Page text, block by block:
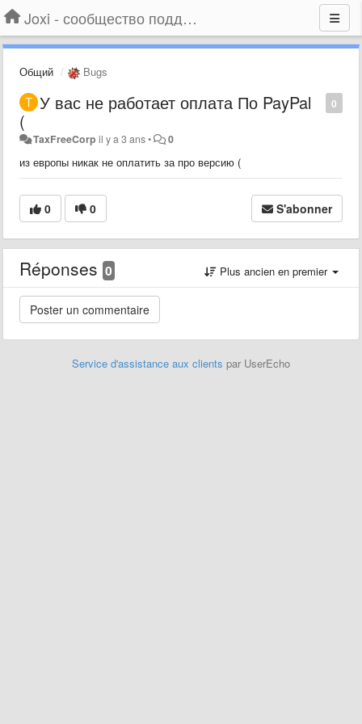
Joxi - сообщество поддержки
Общий Bugs
0
У вас не работает оплата По PayPal
(
TaxFreeCorp il y a 3 ans• 0
из европы никак не оплатить за про версию (
0 0 S'abonner
Réponses 0 Plus ancien en premier
Service d'assistance aux clients par UserEcho